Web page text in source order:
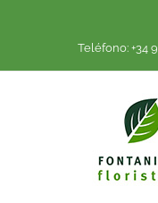
Teléfono: +34